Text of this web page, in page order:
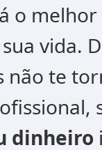
o
vida.
não te
dinheiro